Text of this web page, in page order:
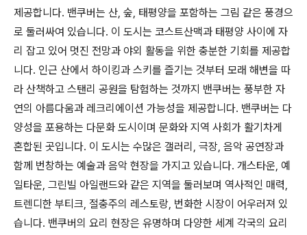
제공합니다. 밴쿠버는 산, 숲, 태평양을 포함하는 그림 같은 풍경으
로 둘러싸여 있습니다. 이 도시는 코스트산맥과 태평양 사이에 자
리 잡고 있어 멋진 전망과 야외 활동을 위한 충분한 기회를 제공합
니다. 인근 산에서 하이킹과 스키를 즐기는 것부터 모래 해변을 따
라 산책하고 스탠리 공원을 탐험하는 것까지 밴쿠버는 풍부한 자
연의 아름다움과 레크리에이션 가능성을 제공합니다. 밴쿠버는 다
양성을 포용하는 다문화 도시이며 문화와 지역 사회가 활기차게
혼합된 곳입니다. 이 도시는 수많은 갤러리, 극장, 음악 공연장과
함께 번창하는 예술과 음악 현장을 가지고 있습니다. 개스타운, 예
일타운, 그린빌 아일랜드와 같은 지역을 둘러보며 역사적인 매력,
트렌디한 부티크, 절충주의 레스토랑, 번화한 시장이 어우러져 있
습니다. 밴쿠버의 요리 현장은 유명하며 다양한 세계 각국의 요리